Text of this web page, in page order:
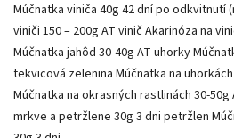
Múčnatka viniča 40g 42 dní po odkvitnutí
viniči 150 – 200g AT vinič Akarinóza na
Múčnatka jahôd 30-40g AT uhorky
tekvicová zelenina Múčnatka na
Múčnatka na okrasných rastlinách 30-50g
mrkve a petržlene 30g 3 dni petržlen